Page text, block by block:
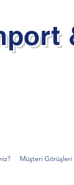
Müşteri Görüşleri